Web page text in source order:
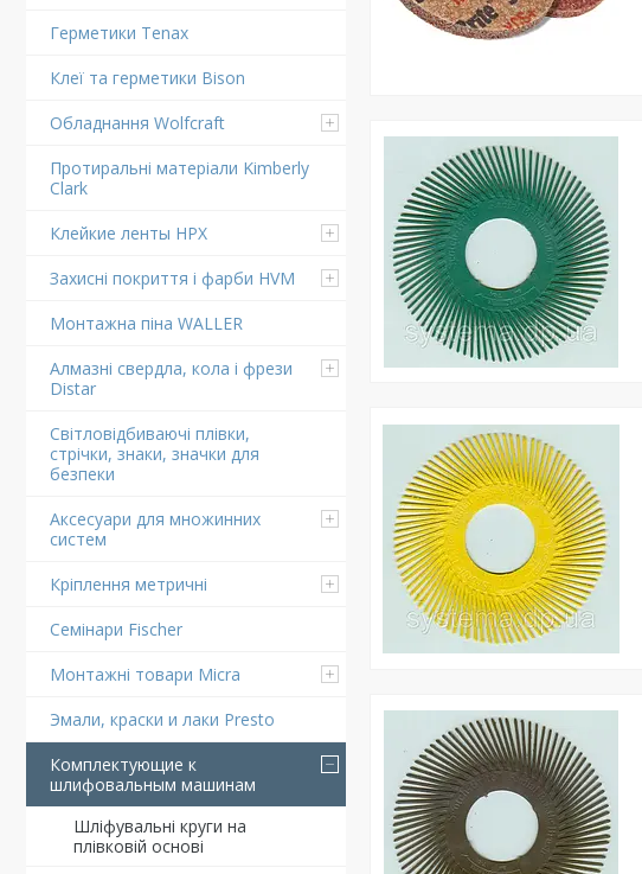
Герметики Tenax
Клеї та герметики Bison
Обладнання Wolfcraft
Протиральні матеріали Kimberly
Clark
Клейкие ленты HPX
Захисні покриття і фарби HVM
Монтажна піна WALLER
Алмазні свердла, кола і фрези
Distar
Світловідбиваючі плівки,
стрічки, знаки, значки для
безпеки
Аксесуари для множинних
систем
Кріплення метричні
Семінари Fischer
Монтажні товари Micra
Эмали, краски и лаки Presto
Комплектующие к
шлифовальным машинам
Шліфувальні круги на
плівковій основі